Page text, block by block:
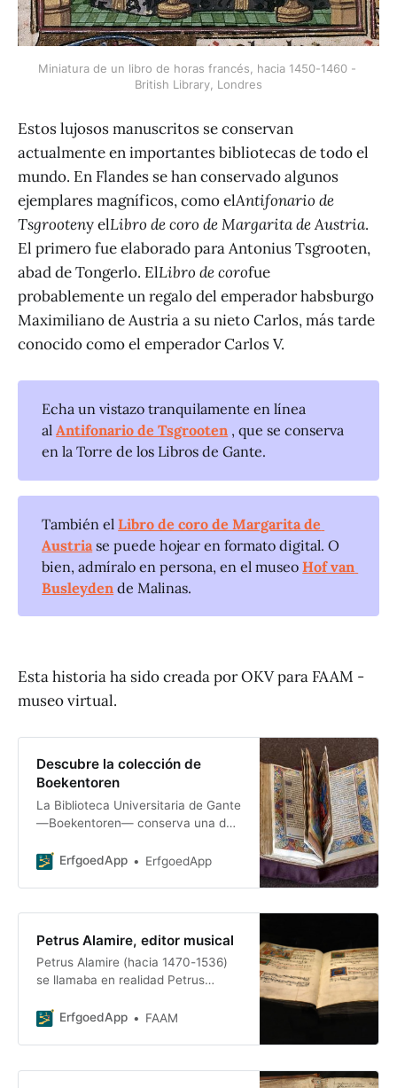
Miniatura de un libro de horas francés, hacia 1450-1460 -
British Library, Londres
Estos lujosos manuscritos se conservan
actualmente en importantes bibliotecas de todo el
mundo. En Flandes se han conservado algunos
ejemplares magníficos, como elAntifonario de
Tsgrooteny elLibro de coro de Margarita de Austria.
El primero fue elaborado para Antonius Tsgrooten,
abad de Tongerlo. ElLibro de corofue
probablemente un regalo del emperador habsburgo
Maximiliano de Austria a su nieto Carlos, más tarde
conocido como el emperador Carlos V.
Echa un vistazo tranquilamente en línea
alAntifonario de Tsgrooten , que se conserva
en la Torre de los Libros de Gante.
También elLibro de coro de Margarita de
Austria se puede hojear en formato digital. O
bien, admíralo en persona, en el museoHof van
Busleyden de Malinas.
Esta historia ha sido creada por OKV para FAAM -
museo virtual.
Descubre la colección de
Boekentoren
La Biblioteca Universitaria de Gante
—Boekentoren— conserva una de
patrimoniales de los Países Bajos:
br
ErfgoedApp ErfgoedApp
Petrus Alamire, editor musical
Petrus Alamire (hacia 1470-1536)
se llamaba en realidad Petrus
seudónimo musical. En su época,
era de origen alemán, pero se hizo
ErfgoedApp FAAM